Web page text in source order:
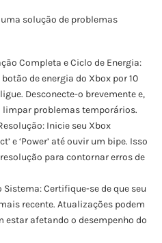
solução de problemas
Completa e Ciclo de Energia:
de energia do Xbox por 10
Desconecte-o brevemente e,
limpar problemas temporários.
Inicie seu Xbox
e ‘Power’ até ouvir um bipe. Isso
para contornar erros de
Certifique-se de que seu
recente. Atualizações podem
estar afetando o desempenho do